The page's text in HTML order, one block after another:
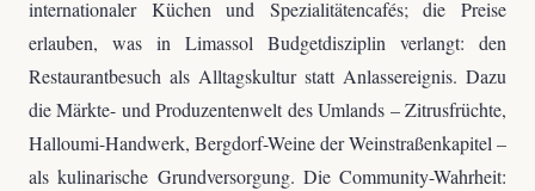
internationaler Küchen und Spezialitätencafés; die Preise
erlauben, was in Limassol Budgetdisziplin verlangt: den
Restaurantbesuch als Alltagskultur statt Anlassereignis. Dazu
die Märkte- und Produzentenwelt des Umlands – Zitrusfrüchte,
Halloumi-Handwerk, Bergdorf-Weine der Weinstraßenkapitel –
als kulinarische Grundversorgung. Die Community-Wahrheit: